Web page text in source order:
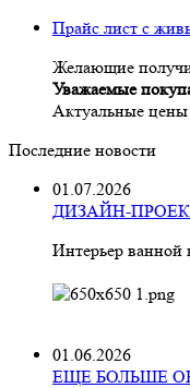
Прайс лист с
Желающие
Уважаемые
Актуальные цены
Последние новости
01.07.2026
ДИЗАЙН-
Интерьер ванной
01.06.2026
ЕЩЕ БОЛЬШЕ